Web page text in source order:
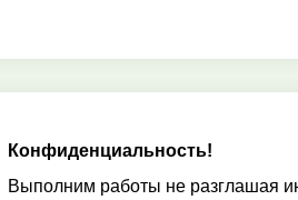
Конфиденциальность!
Выполним работы не разглашая